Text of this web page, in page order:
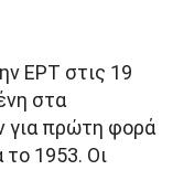
ΕΡΤ στις 19
στα
για πρώτη φορά
1953. Οι